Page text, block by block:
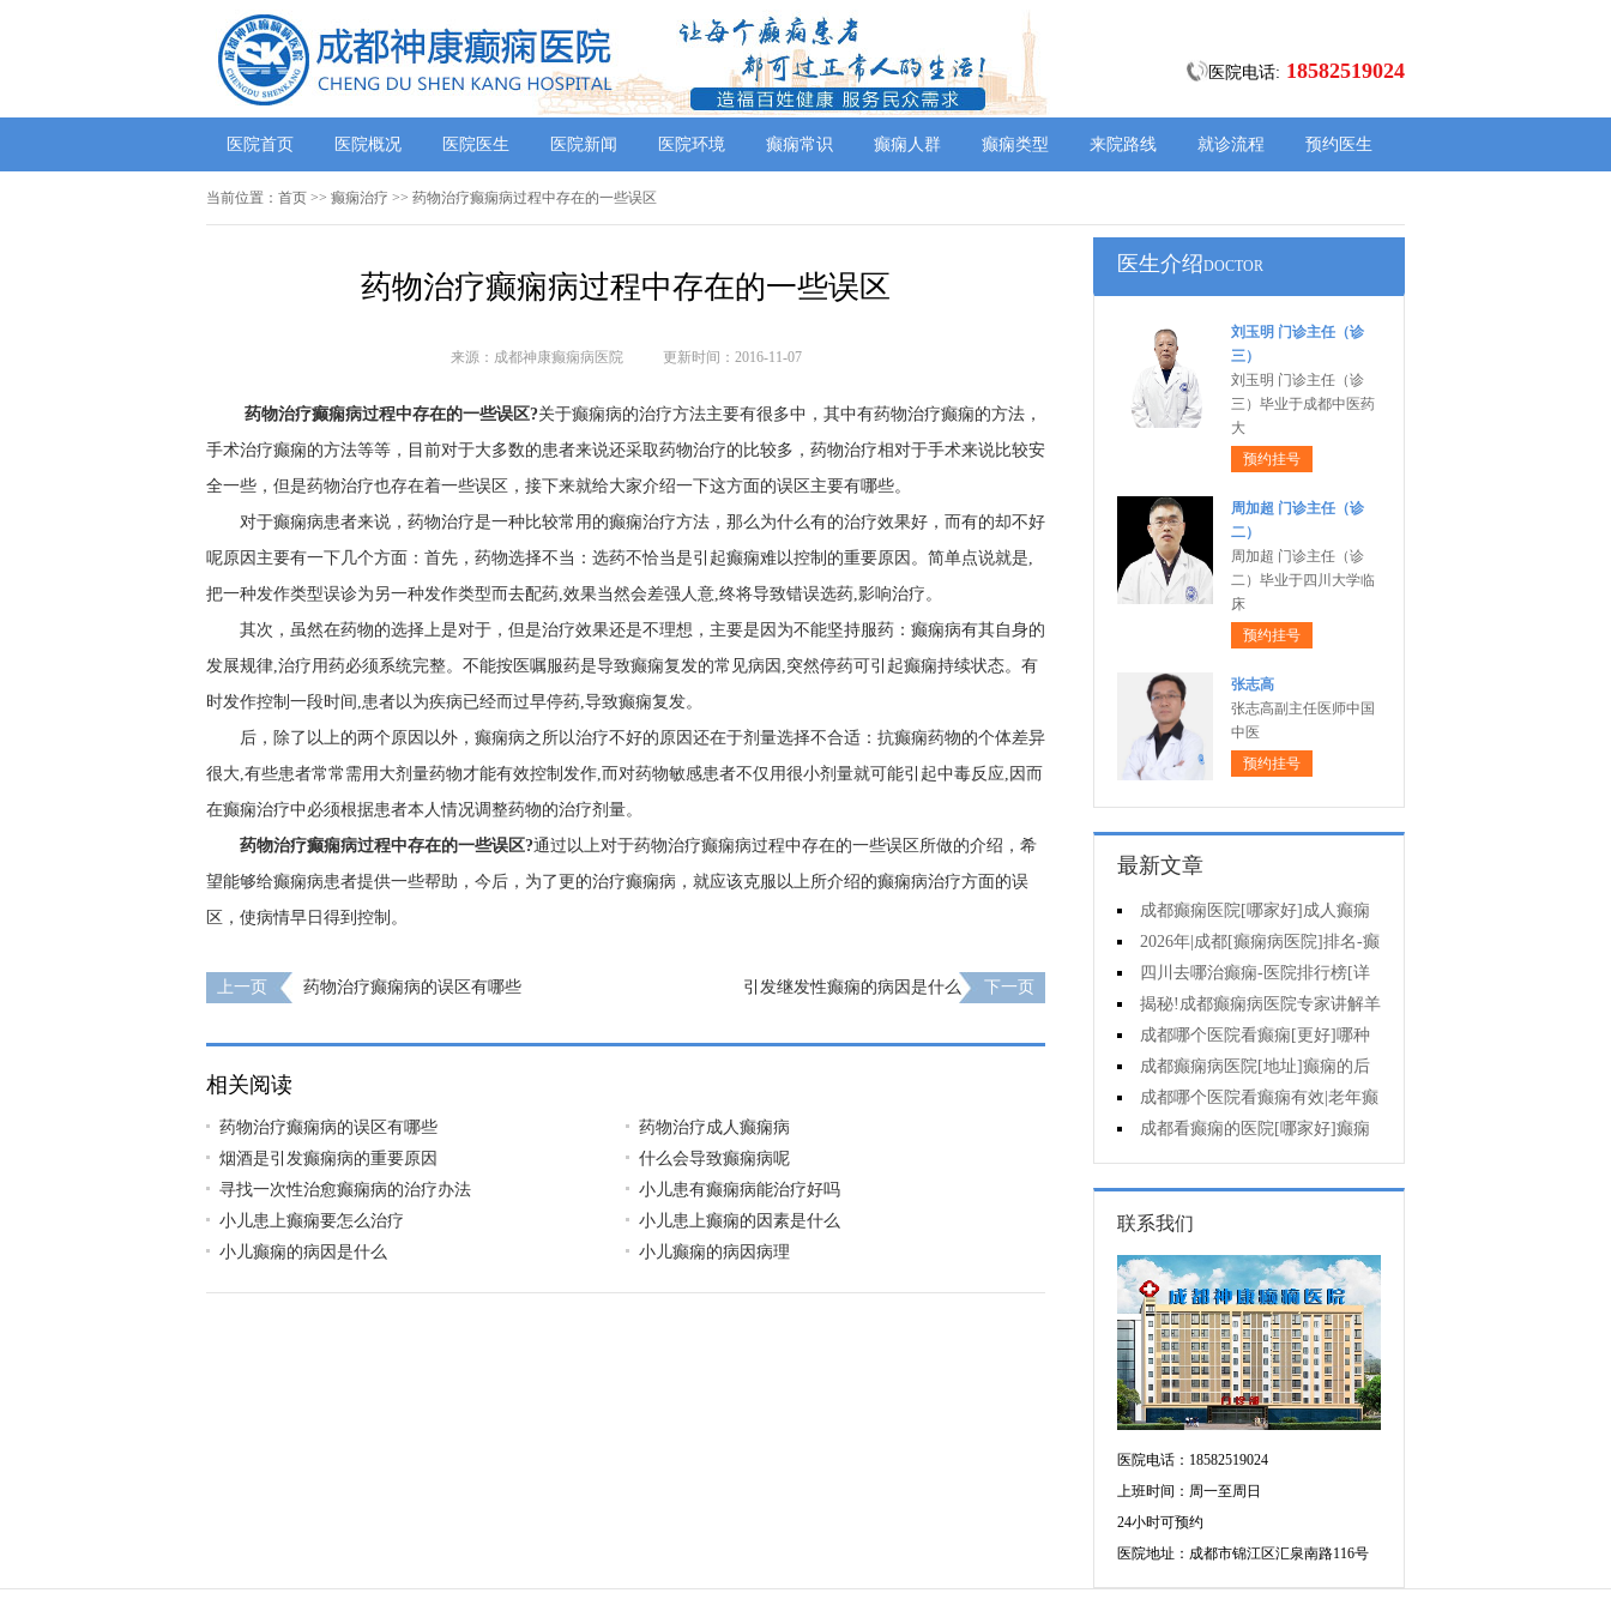
医院电话: 18582519024
医院首页 医院概况 医院医生 医院新闻 医院环境 癫痫常识 癫痫人群 癫痫类型 来院路线 就诊流程 预约医生
当前位置： 首页 >> 癫痫治疗 >> 药物治疗癫痫病过程中存在的一些误区
药物治疗癫痫病过程中存在的一些误区
来源：成都神康癫痫病医院 更新时间：2016-11-07
药物治疗癫痫病过程中存在的一些误区?关于癫痫病的治疗方法主要有很多中，其中有药物治疗癫痫的方法，
手术治疗癫痫的方法等等，目前对于大多数的患者来说还采取药物治疗的比较多，药物治疗相对于手术来说比较安
全一些，但是药物治疗也存在着一些误区，接下来就给大家介绍一下这方面的误区主要有哪些。
对于癫痫病患者来说，药物治疗是一种比较常用的癫痫治疗方法，那么为什么有的治疗效果好，而有的却不好
呢原因主要有一下几个方面：首先，药物选择不当：选药不恰当是引起癫痫难以控制的重要原因。简单点说就是,
把一种发作类型误诊为另一种发作类型而去配药,效果当然会差强人意,终将导致错误选药,影响治疗。
其次，虽然在药物的选择上是对于，但是治疗效果还是不理想，主要是因为不能坚持服药：癫痫病有其自身的
发展规律,治疗用药必须系统完整。不能按医嘱服药是导致癫痫复发的常见病因,突然停药可引起癫痫持续状态。有
时发作控制一段时间,患者以为疾病已经而过早停药,导致癫痫复发。
后，除了以上的两个原因以外，癫痫病之所以治疗不好的原因还在于剂量选择不合适：抗癫痫药物的个体差异
很大,有些患者常常需用大剂量药物才能有效控制发作,而对药物敏感患者不仅用很小剂量就可能引起中毒反应,因而
在癫痫治疗中必须根据患者本人情况调整药物的治疗剂量。
药物治疗癫痫病过程中存在的一些误区?通过以上对于药物治疗癫痫病过程中存在的一些误区所做的介绍，希
望能够给癫痫病患者提供一些帮助，今后，为了更的治疗癫痫病，就应该克服以上所介绍的癫痫病治疗方面的误
区，使病情早日得到控制。
上一页 药物治疗癫痫病的误区有哪些 引发继发性癫痫的病因是什么 下一页
相关阅读
药物治疗癫痫病的误区有哪些
药物治疗成人癫痫病
烟酒是引发癫痫病的重要原因
什么会导致癫痫病呢
寻找一次性治愈癫痫病的治疗办法
小儿患有癫痫病能治疗好吗
小儿患上癫痫要怎么治疗
小儿患上癫痫的因素是什么
小儿癫痫的病因是什么
小儿癫痫的病因病理
医生介绍DOCTOR
刘玉明 门诊主任（诊
三）
刘玉明 门诊主任（诊
三）毕业于成都中医药
大
预约挂号
周加超 门诊主任（诊
二）
周加超 门诊主任（诊
二）毕业于四川大学临
床
预约挂号
张志高
张志高副主任医师中国
中医
预约挂号
最新文章
成都癫痫医院[哪家好]成人癫痫
发作的原因有哪些?
2026年|成都[癫痫病医院]排名-癫
痫病要注意什么?
四川去哪治癫痫-医院排行榜[详
细排名]女性癫痫怎么治疗?
揭秘!成都癫痫病医院专家讲解羊
癫疯对不同年龄段病人的影响?
成都哪个医院看癫痫[更好]哪种
方法治母猪疯很有效?
成都癫痫病医院[地址]癫痫的后
遗症有什么?
成都哪个医院看癫痫有效|老年癫
痫早期的治疗?
成都看癫痫的医院[哪家好]癫痫
对病人的危害?
联系我们
医院电话：18582519024
上班时间：周一至周日
24小时可预约
医院地址：成都市锦江区汇泉南路116号